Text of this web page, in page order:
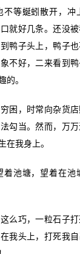
不等蜒蚓散开，冲
就好几条。还没
鸭子头上，鸭子
不好，二来看到鸭
的。
困，时常向杂货
勾当。然而，万
在我身上。
着池塘，望着在池
么巧，一粒石子
我头上，打死我